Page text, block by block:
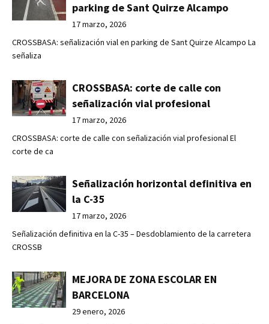
parking de Sant Quirze Alcampo
17 marzo, 2026
CROSSBASA: señalización vial en parking de Sant Quirze Alcampo La
señaliza
CROSSBASA: corte de calle con
señalización vial profesional
17 marzo, 2026
CROSSBASA: corte de calle con señalización vial profesional El
corte de ca
Señalización horizontal definitiva en
la C-35
17 marzo, 2026
Señalización definitiva en la C-35 – Desdoblamiento de la carretera
CROSSB
MEJORA DE ZONA ESCOLAR EN
BARCELONA
29 enero, 2026